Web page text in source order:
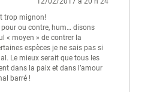
trop mignon!
ou contre, hum… disons
« moyen » de contrer la
espèces je ne sais pas si
Le mieux serait que tous les
dans la paix et dans l’amour
barré !